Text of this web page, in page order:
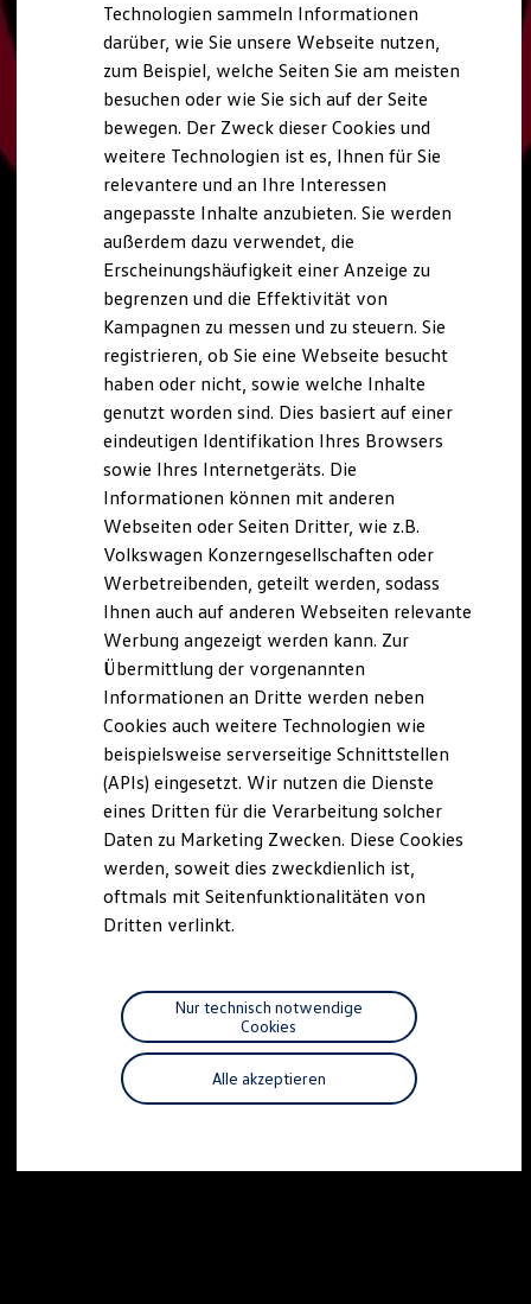
Nachhaltigkeit
Technologie
Kosten und Kauf
Verbrauchskosten
Kaufoptionen
E-Auto-Förderung
Software und Konnektivität
Die ID. Software 6
ID. Software Versionen und Updates
Digitale Extras
Schnittstellen zu Ihrem ID.
Marke und Erlebnis
Volkswagen R und R Experience
R-Modelle
R Experience
Driving Experience
Volkswagen entdecken
Werkbesichtigung
Lifestyle Shop
T-Roc Kollektion
Golf Kollektion
Volkswagen Kollektion
R-Kollektion
GTI Kollektion
Fußball Drop
we drive football
#wedriveproud
Besitzer und Service
myVolkswagen
Software Updates
Service und Ersatzteile
Inspektion und HU/AU
Reparaturen und Checks
Motorenöl und Flüssigkeiten
Räder und Reifen
Pannen- und Unfallhilfe
Economy Service
Volkswagen Teile
Zubehör
Modellspezifisches Zubehör
Individualisieren
Wallbox und Ladekabel
Digitale Extras
Dienste für Ihr Modell finden
Volkswagen Apps, Login und Shop
Handy und Fahrzeug verbinden
Vorgängermodelle
Technologien sammeln Informationen
darüber, wie Sie unsere Webseite nutzen,
zum Beispiel, welche Seiten Sie am meisten
besuchen oder wie Sie sich auf der Seite
bewegen. Der Zweck dieser Cookies und
weitere Technologien ist es, Ihnen für Sie
relevantere und an Ihre Interessen
angepasste Inhalte anzubieten. Sie werden
außerdem dazu verwendet, die
Erscheinungshäufigkeit einer Anzeige zu
begrenzen und die Effektivität von
Kampagnen zu messen und zu steuern. Sie
registrieren, ob Sie eine Webseite besucht
haben oder nicht, sowie welche Inhalte
genutzt worden sind. Dies basiert auf einer
eindeutigen Identifikation Ihres Browsers
sowie Ihres Internetgeräts. Die
Informationen können mit anderen
Webseiten oder Seiten Dritter, wie z.B.
Volkswagen Konzerngesellschaften oder
Werbetreibenden, geteilt werden, sodass
Ihnen auch auf anderen Webseiten relevante
Werbung angezeigt werden kann. Zur
Übermittlung der vorgenannten
Informationen an Dritte werden neben
Cookies auch weitere Technologien wie
beispielsweise serverseitige Schnittstellen
(APIs) eingesetzt. Wir nutzen die Dienste
eines Dritten für die Verarbeitung solcher
Daten zu Marketing Zwecken. Diese Cookies
werden, soweit dies zweckdienlich ist,
oftmals mit Seitenfunktionalitäten von
Dritten verlinkt.
Alle akzeptieren
Nur technisch notwendige
Cookies